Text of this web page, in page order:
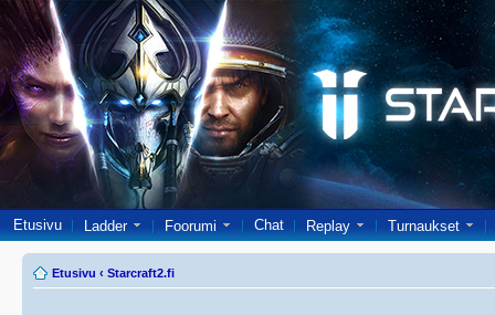
Etusivu Ladder Foorumi Chat Replay Turnaukset
Etusivu ‹ Starcraft2.fi